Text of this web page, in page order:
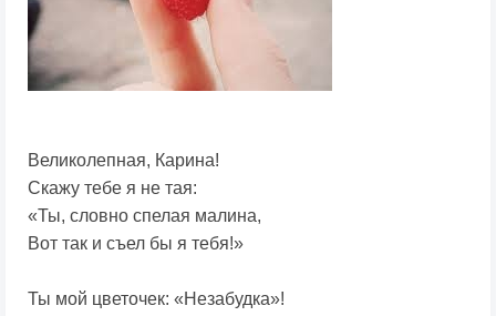
Великолепная, Карина!
Скажу тебе я не тая:
«Ты, словно спелая малина,
Вот так и съел бы я тебя!»
Ты мой цветочек: «Незабудка»!